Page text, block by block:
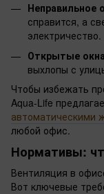
Неправильное
справится, а
электричество.
Открытые
выхлопы с
Чтобы избежать
Aqua-Life
автоматическими
любой офис.
Нормативы:
Вентиляция в
Вот ключевые